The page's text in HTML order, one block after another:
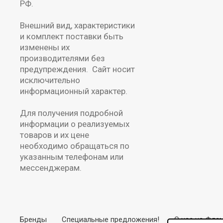
РФ.
Внешний вид, характеристики
и комплект поставки быть
изменены их
производителями без
предупреждения. Сайт носит
исключительно
информационный характер.
Для получения подробной
информации о реализуемых
товаров и их цене
необходимо обращаться по
указанным телефонам или
мессенджерам.
Бренды Специальные предложения! О нас на